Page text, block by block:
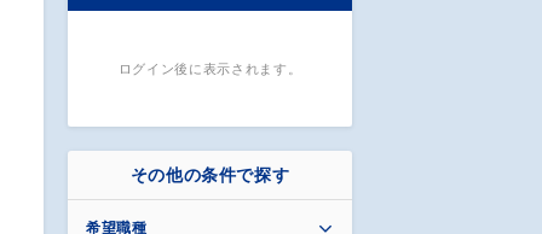
ログイン後に表示されます。
その他の条件で探す
希望職種